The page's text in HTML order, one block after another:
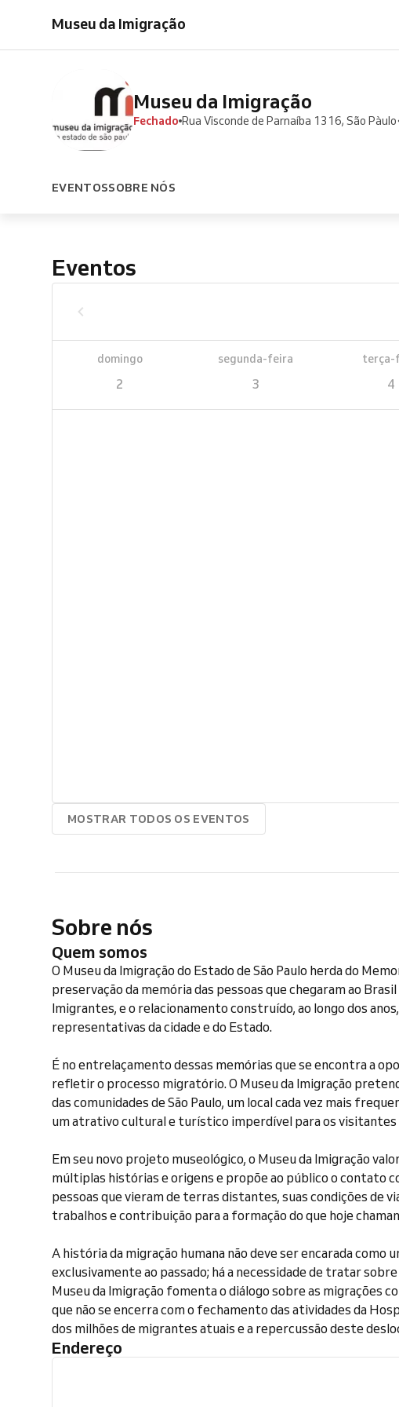
Museu da Imigração
Museu da Imigração
Fechado Rua Visconde de Parnaíba 1316, São Pàulo
EVENTOSSOBRE NÓS
Eventos
domingo
2
segunda-feira
3
terça-
4
MOSTRAR TODOS OS EVENTOS
Sobre nós
Quem somos
O Museu da Imigração do Estado de São Paulo herda do
preservação da memória das pessoas que chegaram ao
Imigrantes, e o relacionamento construído, ao longo dos
representativas da cidade e do Estado.
É no entrelaçamento dessas memórias que se encontra a
refletir o processo migratório. O Museu da Imigração
das comunidades de São Paulo, um local cada vez mais
um atrativo cultural e turístico imperdível para os visitantes
Em seu novo projeto museológico, o Museu da Imigração
múltiplas histórias e origens e propõe ao público o contato
pessoas que vieram de terras distantes, suas condições de
trabalhos e contribuição para a formação do que hoje
A história da migração humana não deve ser encarada como
exclusivamente ao passado; há a necessidade de tratar
Museu da Imigração fomenta o diálogo sobre as migrações
que não se encerra com o fechamento das atividades da
dos milhões de migrantes atuais e a repercussão deste
Endereço